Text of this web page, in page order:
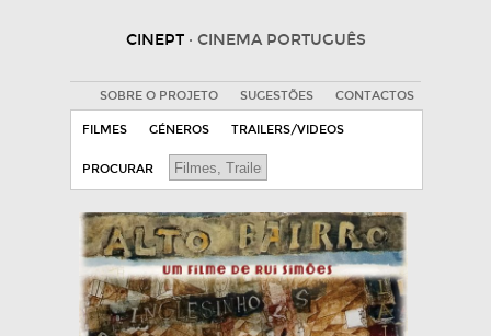
CINEPT · CINEMA PORTUGUÊS
SOBRE O PROJETO SUGESTÕES CONTACTOS
FILMES GÉNEROS TRAILERS/VIDEOS
PROCURAR